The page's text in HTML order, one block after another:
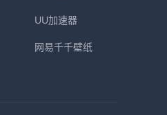
UU加速器
网易千千壁纸